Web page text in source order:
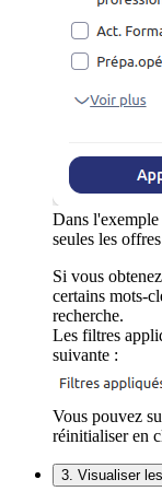
Dans
seules les
Si vous
certains mots-
recherche.
Les filtres
suivante :
Vous pouvez
réinitialiser en
3. Visualiser